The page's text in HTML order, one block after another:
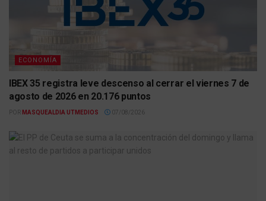
ECONOMÍA
IBEX 35 registra leve descenso al cerrar el viernes 7 de
agosto de 2026 en 20.176 puntos
POR MASQUEALDIA UTMEDIOS 07/08/2026